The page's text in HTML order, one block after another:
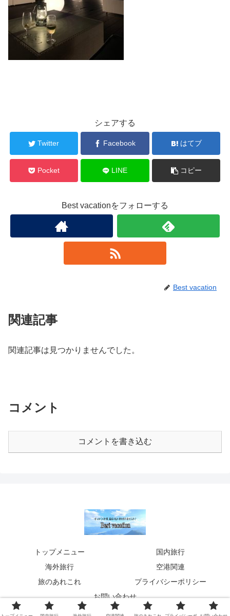
シェアする
Twitter Facebook はてブ
Pocket LINE コピー
Best vacationをフォローする
Best vacation
関連記事
関連記事は見つかりませんでした。
コメント
コメントを書き込む
トップメニュー
国内旅行
海外旅行
空港関連
旅のあれこれ
プライバシーポリシー
お問い合わせ